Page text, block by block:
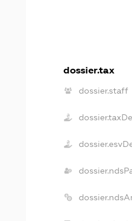
dossier.tax
dossier.staff